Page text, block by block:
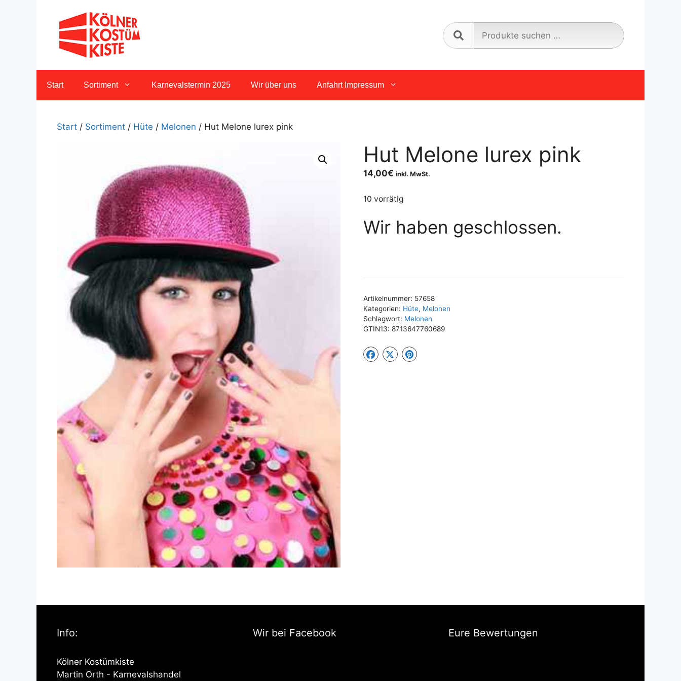
nach:
Start Sortiment Karnevalstermin 2025 Wir über uns Anfahrt Impressum
Start / Sortiment / Hüte / Melonen / Hut Melone lurex pink
Hut Melone lurex pink
14,00€ inkl. MwSt.
10 vorrätig
Wir haben geschlossen.
Artikelnummer: 57658
Kategorien: Hüte, Melonen
Schlagwort: Melonen
GTIN13: 8713647760689
Info:
Kölner Kostümkiste
Martin Orth - Karnevalshandel
Wir bei Facebook Eure Bewertungen